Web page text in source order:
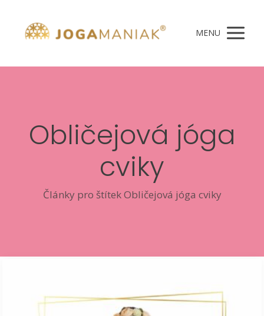
MENU
Obličejová jóga
cviky
Články pro štítek Obličejová jóga cviky